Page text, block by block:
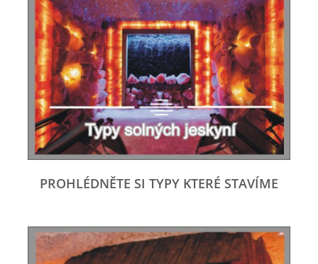
PROHLÉDNĚTE SI TYPY KTERÉ STAVÍME